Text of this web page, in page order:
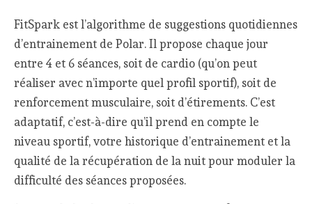
FitSpark est l’algorithme de suggestions quotidiennes
d’entrainement de Polar. Il propose chaque jour
entre 4 et 6 séances, soit de cardio (qu’on peut
réaliser avec n’importe quel profil sportif), soit de
renforcement musculaire, soit d’étirements. C’est
adaptatif, c’est-à-dire qu’il prend en compte le
niveau sportif, votre historique d’entrainement et la
qualité de la récupération de la nuit pour moduler la
difficulté des séances proposées.